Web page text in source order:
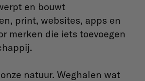
en bouwt
print, websites, apps en
merken die iets toevoegen
natuur. Weghalen wat